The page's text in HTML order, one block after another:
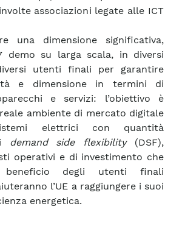
associazioni legate alle ICT
una dimensione significativa,
demo su larga scala, in diversi
utenti finali per garantire
e dimensione in termini di
e servizi: l’obiettivo è
ambiente di mercato digitale
elettrici con quantità
demand side flexibility(DSF),
operativi e di investimento che
degli utenti finali
l’UE a raggiungere i suoi
energetica.